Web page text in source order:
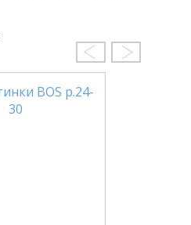
BOS р.24-
30